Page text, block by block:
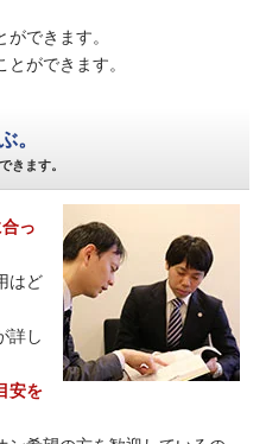
ができます。
とができます。
。
きます。
っ
はど
詳し
安を